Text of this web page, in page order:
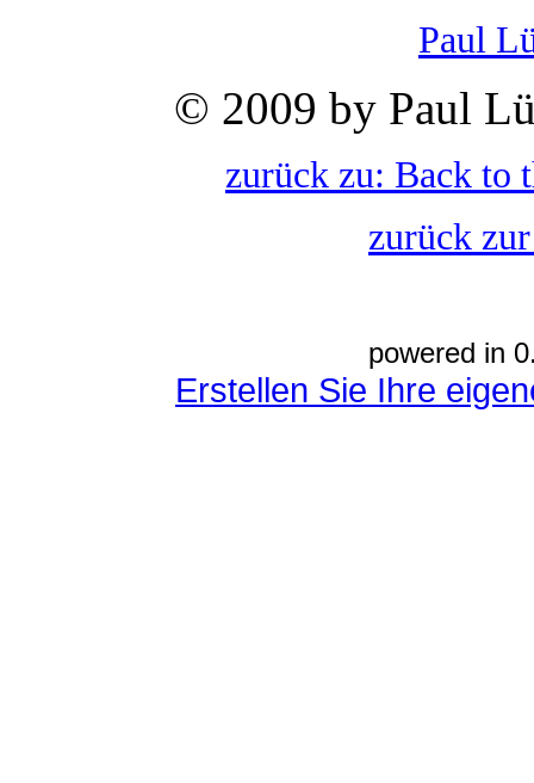
Paul
© 2009 by Paul
zurück zu: Back to
zurück
powered in
Erstellen Sie Ihre